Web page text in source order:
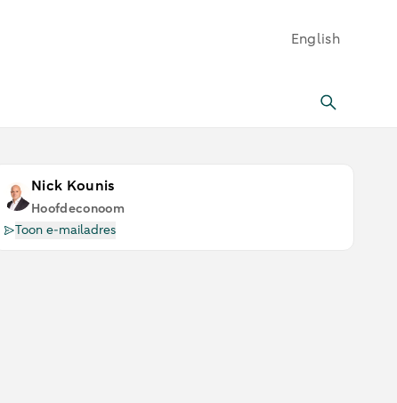
English
Nick Kounis
Hoofdeconoom
Toon e-mailadres